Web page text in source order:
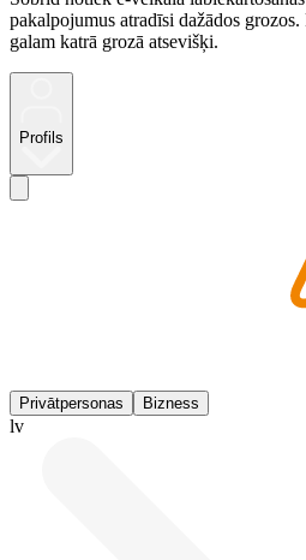
pakalpojumus atradīsi dažādos
galam katrā grozā atsevišķi.
Profils
Privātpersonas Bizness
lv